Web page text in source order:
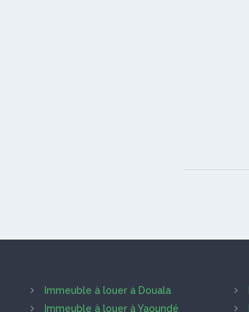
Immeuble à louer à Douala
Immeuble à louer à Yaoundé